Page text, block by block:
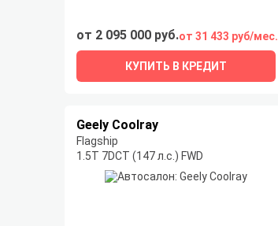
от 2 095 000 руб.от 31 433 руб/мес.
КУПИТЬ В КРЕДИТ
Geely Coolray
Flagship
1.5T 7DCT (147 л.с.) FWD